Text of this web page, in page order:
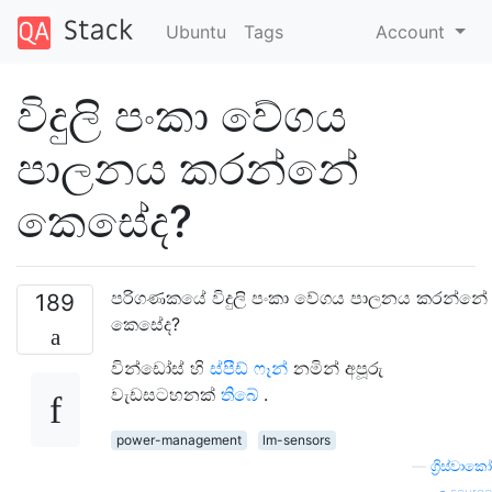
Ubuntu Tags Account
විදුලි පංකා වේගය
පාලනය කරන්නේ
කෙසේද?
189
පරිගණකයේ විදුලි පංකා වේගය පාලනය කරන්නේ
කෙසේද?
වින්ඩෝස් හි ස්පීඩ් ෆෑන් නමින් අපූරු
වැඩසටහනක් තිබේ .
power-management
lm-sensors
ග්‍රිස්වාකෝ